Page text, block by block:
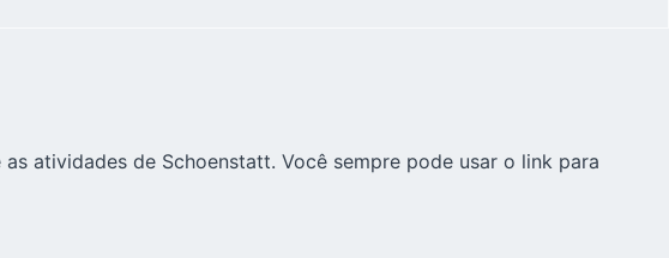
atividades de Schoenstatt. Você sempre pode usar o link para